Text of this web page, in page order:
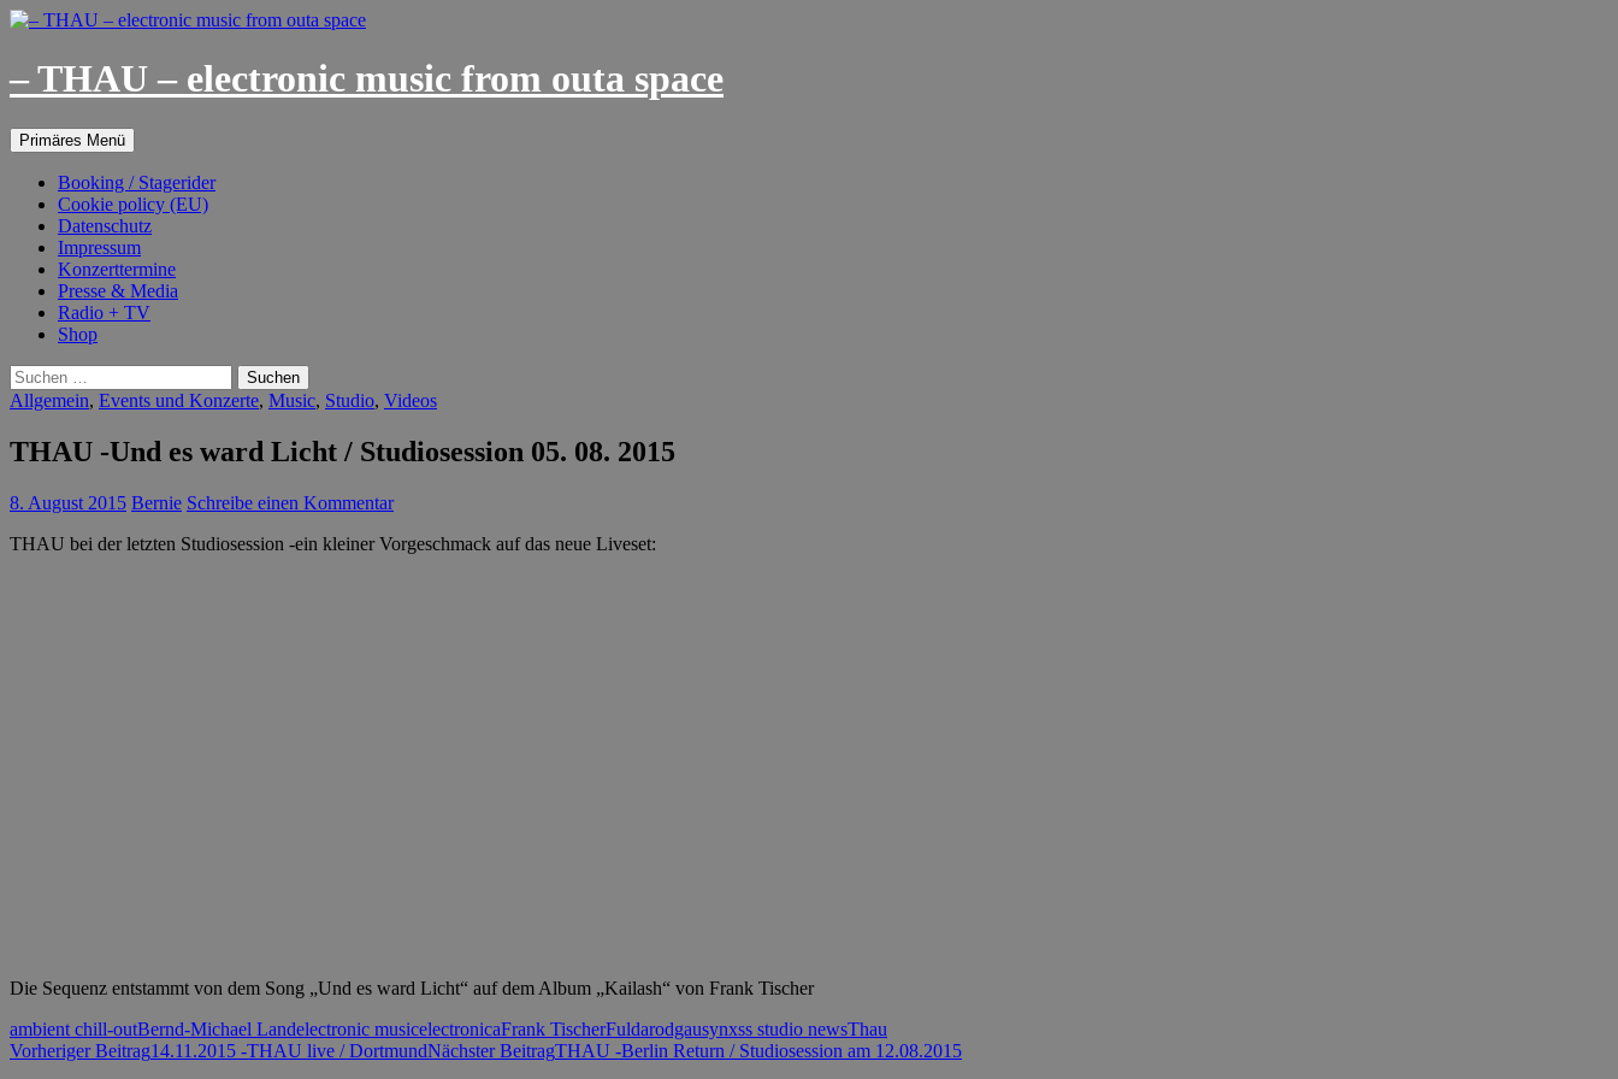
– THAU – electronic music from outa space
Suchen
Primäres Menü
Inhalt
Booking / Stagerider
Cookie policy (EU)
Datenschutz
Impressum
Konzerttermine
Presse & Media
Radio + TV
Shop
Suchen
nach:
Allgemein, Events und Konzerte, Music, Studio, Videos
THAU -Und es ward Licht / Studiosession 05. 08. 2015
8. August 2015 Bernie Schreibe einen Kommentar
THAU bei der letzten Studiosession -ein kleiner Vorgeschmack auf das neue Liveset:
Die Sequenz entstammt von dem Song „Und es ward Licht“ auf dem Album „Kailash“ von Frank Tischer
ambient chill-outBernd-Michael Landelectronic musicelectronicaFrank TischerFuldarodgausynxss studio newsThau
Beitrags-
Vorheriger Beitrag14.11.2015 -THAU live / DortmundNächster BeitragTHAU -Berlin Return / Studiosession am 12.08.2015